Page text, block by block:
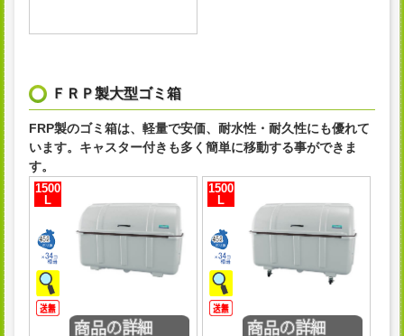
ＦＲＰ製大型ゴミ箱
FRP製のゴミ箱は、軽量で安価、耐水性・耐久性にも優れて
います。キャスター付きも多く簡単に移動する事ができま
す。
1500
L
1500
L